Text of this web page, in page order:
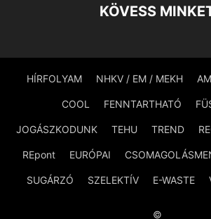
KÖVESS
HÍRFOLYAM NHKV / EM / MEKH
COOL FENNTARTHATÓ
JOGÁSZKODUNK TEHU TREND
REpont EURÓPAI
SUGÁRZÓ SZELEKTÍV E-WASTE
©